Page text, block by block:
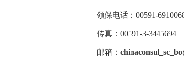
领保电话：00591-
传真：00591-3-3445694
邮箱：